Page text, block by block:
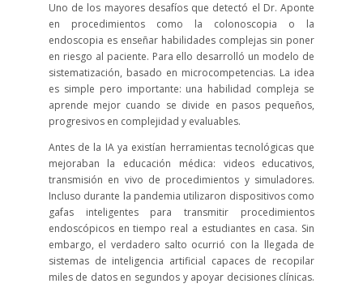
Uno de los mayores desafíos que detectó el Dr. Aponte
en procedimientos como la colonoscopia o la
endoscopia es enseñar habilidades complejas sin poner
en riesgo al paciente. Para ello desarrolló un modelo de
sistematización, basado en microcompetencias. La idea
es simple pero importante: una habilidad compleja se
aprende mejor cuando se divide en pasos pequeños,
progresivos en complejidad y evaluables.
Antes de la IA ya existían herramientas tecnológicas que
mejoraban la educación médica: videos educativos,
transmisión en vivo de procedimientos y simuladores.
Incluso durante la pandemia utilizaron dispositivos como
gafas inteligentes para transmitir procedimientos
endoscópicos en tiempo real a estudiantes en casa. Sin
embargo, el verdadero salto ocurrió con la llegada de
sistemas de inteligencia artificial capaces de recopilar
miles de datos en segundos y apoyar decisiones clínicas.